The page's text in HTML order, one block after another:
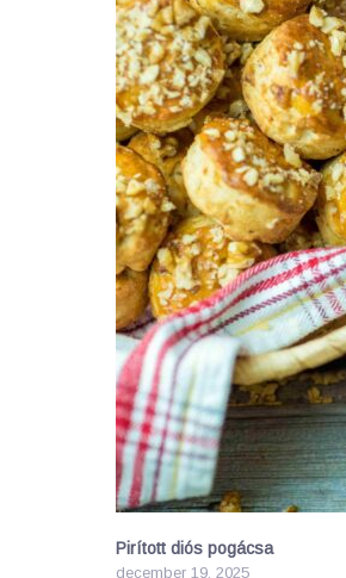
Pirított diós pogácsa
december 19, 2025